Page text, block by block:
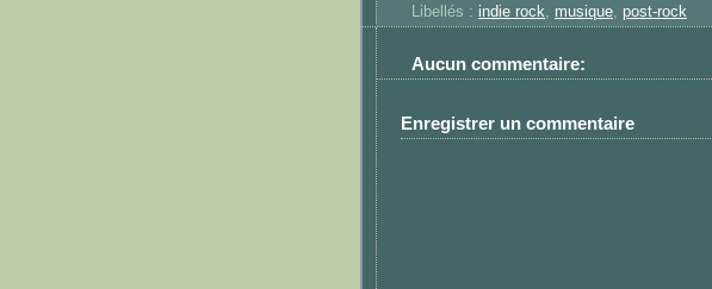
Libellés : indie rock, musique, post-rock
Aucun commentaire:
Enregistrer un commentaire